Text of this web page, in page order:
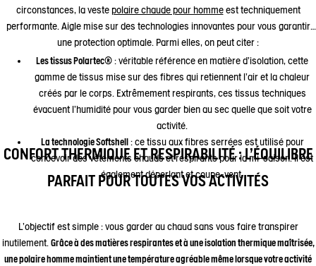
circonstances, la veste polaire chaude pour hommeest techniquement
performante. Aigle mise sur des technologies innovantes pour vous garantir
une protection optimale. Parmi elles, on peut citer :
Les tissus Polartec® : véritable référence en matière d'isolation, cette
gamme de tissus mise sur des fibres qui retiennent l'air et la chaleur
créés par le corps. Extrêmement respirants, ces tissus techniques
évacuent l'humidité pour vous garder bien au sec quelle que soit votre
activité.
La technologie Softshell: ce tissu aux fibres serrées est utilisé pour
concevoir des vêtements chauds et respirants pour la mi-saison. Il est
également déperlant et coupe-vent.
CONFORT THERMIQUE ET RESPIRABILITÉ : L'ÉQUILIBRE
PARFAIT POUR TOUTES VOS ACTIVITÉS
L’objectif est simple : vous garder au chaud sans vous faire transpirer
inutilement. Grâce à des matières respirantes et à une isolation thermique maîtrisée,
une polaire homme maintient une température agréable même lorsque votre activité